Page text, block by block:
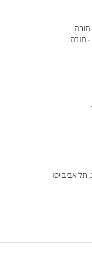
חובה
- חובה
תל אביב יפו